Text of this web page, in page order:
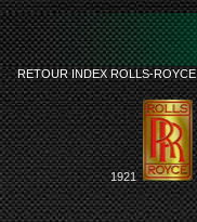
RETOUR INDEX ROLLS-ROYCE
1921